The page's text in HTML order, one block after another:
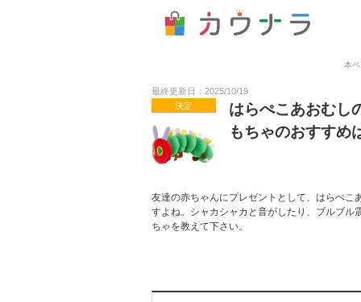
本
最終更新日：2025/10/19
決定
はらぺこあおむし
もちゃのおすすめ
友達の赤ちゃんにプレゼントとして、はらぺ
すよね。シャカシャカと音がしたり、ブルブ
ちゃを教えて下さい。